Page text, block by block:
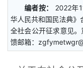
编者按：
2022年
华人民共和国民法典》
全社会公开征求意见
馈邮箱：